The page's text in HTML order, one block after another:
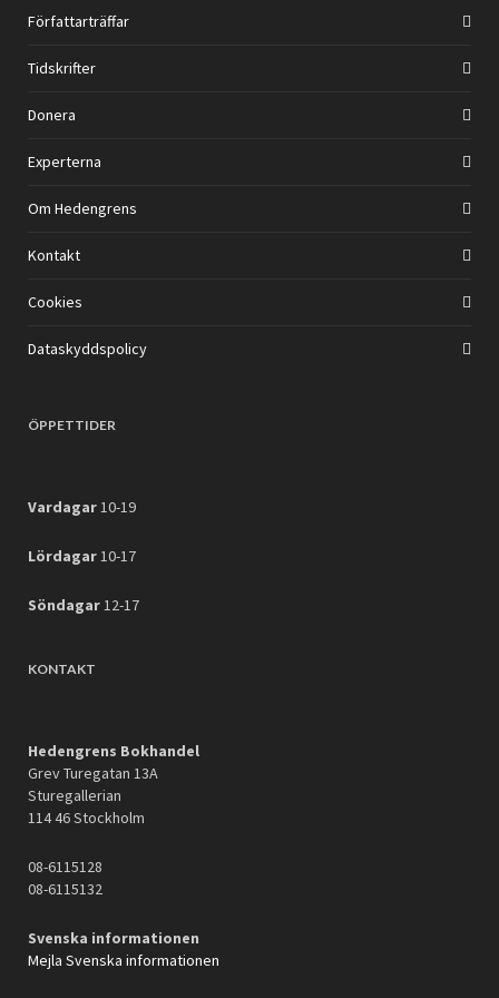
Författarträffar
Tidskrifter
Donera
Experterna
Om Hedengrens
Kontakt
Cookies
Dataskyddspolicy
ÖPPETTIDER
Vardagar10-19
Lördagar10-17
Söndagar12-17
KONTAKT
Hedengrens Bokhandel
Grev Turegatan 13A
Sturegallerian
114 46 Stockholm
08-6115128
08-6115132
Svenska informationen
Mejla Svenska informationen